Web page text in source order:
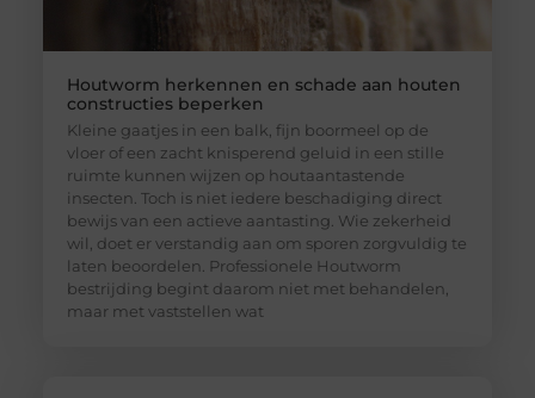
Houtworm herkennen en schade aan houten
constructies beperken
Kleine gaatjes in een balk, fijn boormeel op de
vloer of een zacht knisperend geluid in een stille
ruimte kunnen wijzen op houtaantastende
insecten. Toch is niet iedere beschadiging direct
bewijs van een actieve aantasting. Wie zekerheid
wil, doet er verstandig aan om sporen zorgvuldig te
laten beoordelen. Professionele Houtworm
bestrijding begint daarom niet met behandelen,
maar met vaststellen wat